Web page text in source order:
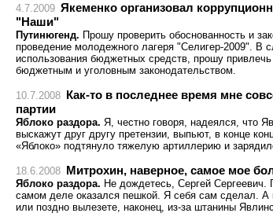
4.7.2009 Якеменко организовал
"Наши"
Путинюгенд. Прошу проверить обоснованность и
проведение молодежного лагеря "Селигер-2009". В
использования бюджетных средств, прошу
бюджетным и уголовным законодательством.
10.7.2008 Как-то в последнее время мне
партии
Яблоко раздора. Я, честно говоря, надеялся, что
выскажут друг другу претензии, выпьют, в конце
«Яблоко» подтянуло тяжелую артиллерию и
18.6.2008 Митрохин, наверное, самое мое
Яблоко раздора. Не дождетесь, Сергей Сергеевич.
самом деле оказался пешкой. Я себя сам сделал. А
или поздно вылезете, наконец, из-за штанины